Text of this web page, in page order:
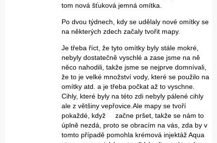
tom nová šťuková jemná omítka.
Po dvou týdnech, kdy se udělaly nové omítky se
na některých zdech začaly tvořit mapy.
Je třeba říct, že tyto omítky byly stále mokré,
nebyly dostatečně vyschlé a zase jsme na ně
něco nahodili, takže jsme se nejprve domnívali,
že to je velké množství vody, které se použilo na
omítky atd. a je třeba počkat až to vyschne.
Cihly, které byly na této zdi nebyly pálené cihly
ale z většiny vepřovice.Ale mapy se tvoří
pokaždé, když začne pršet, takže se nám to
úplně nezdá, proto se obracím na vás, zda by v
tomto případě pomohla krémová injektáž Aqua